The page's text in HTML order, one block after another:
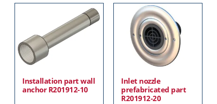
Installation part wall
anchor R201912-10
Inlet nozzle
prefabricated part
R201912-20